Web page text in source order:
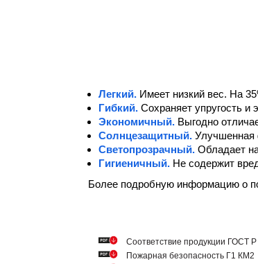
Легкий. Имеет низкий вес. На
Гибкий. Сохраняет упругость и
Экономичный. Выгодно
Солнцезащитный. Улучшенная
Светопрозрачный. Обладает
Гигиеничный. Не содержит
Более подробную информацию о
Cоответствие продукции ГОСТ
Пожарная безопасность Г1 КМ2